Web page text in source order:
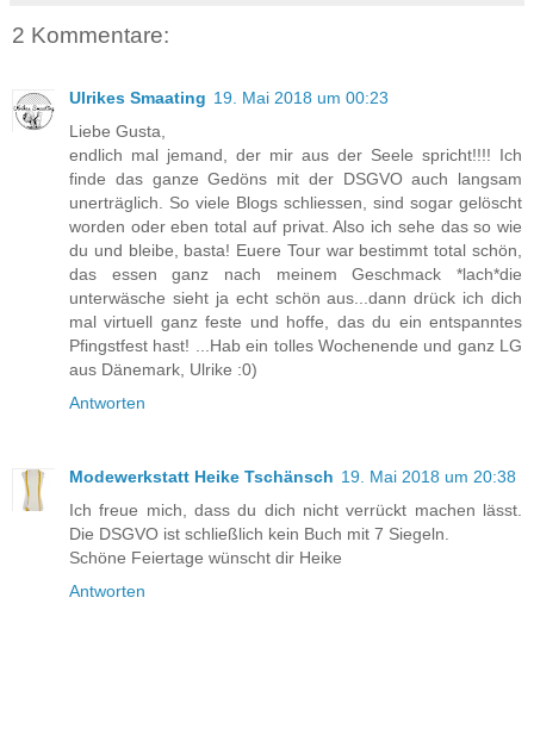
2 Kommentare:
Ulrikes Smaating 19. Mai 2018 um 00:23
Liebe Gusta,
endlich mal jemand, der mir aus der Seele spricht!!!! Ich
finde das ganze Gedöns mit der DSGVO auch langsam
unerträglich. So viele Blogs schliessen, sind sogar gelöscht
worden oder eben total auf privat. Also ich sehe das so wie
du und bleibe, basta! Euere Tour war bestimmt total schön,
das essen ganz nach meinem Geschmack *lach*die
unterwäsche sieht ja echt schön aus...dann drück ich dich
mal virtuell ganz feste und hoffe, das du ein entspanntes
Pfingstfest hast! ...Hab ein tolles Wochenende und ganz LG
aus Dänemark, Ulrike :0)
Antworten
Modewerkstatt Heike Tschänsch 19. Mai 2018 um 20:38
Ich freue mich, dass du dich nicht verrückt machen lässt.
Die DSGVO ist schließlich kein Buch mit 7 Siegeln.
Schöne Feiertage wünscht dir Heike
Antworten